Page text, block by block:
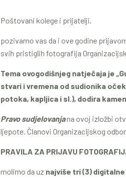
Poštovani kolege i prijatelji,
pozivamo vas da i ove godine
svih pristiglih fotografija
Tema ovogodišnjeg natječaja je
stvari i vremena od sudionika
potoka, kapljica i sl.), dodira
Pravo sudjelovanjana ovoj izložbi
ljepote. Članovi Organizacijskog
PRAVILA ZA PRIJAVU
molimo da uz najviše tri (3)